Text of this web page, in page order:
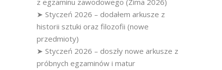
z egzaminu zawodowego (Zima 2026)
➤ Styczeń 2026 – dodałem arkusze z
historii sztuki oraz filozofii (nowe
przedmioty)
➤ Styczeń 2026 – doszły nowe arkusze z
próbnych egzaminów i matur